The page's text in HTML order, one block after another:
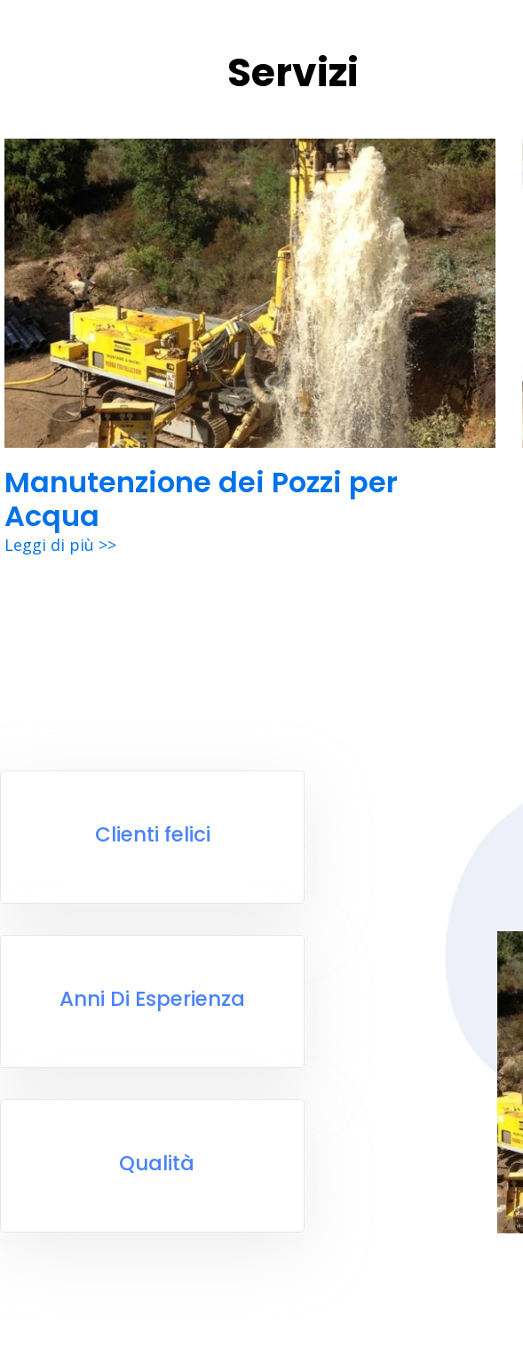
Servizi
Manutenzione dei Pozzi per
Acqua
Leggi di più >>
Clienti feliciClienti felici
Anni Di Esperienza
Anni Di Esperienza
Qualità